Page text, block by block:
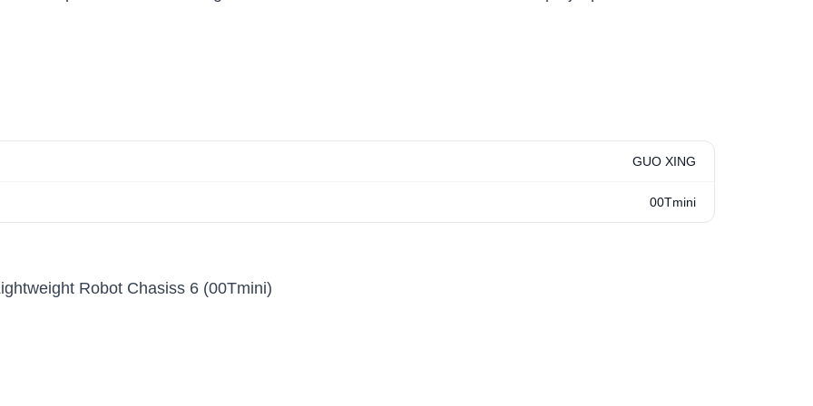
GUO XING
00Tmini
Robot Chasiss 6 (00Tmini)